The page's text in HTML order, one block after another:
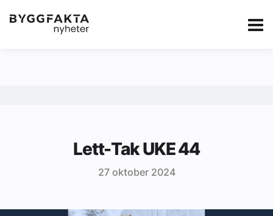
Kategorier Jobbmarkedet Annonsere i
Om ByggfaktaLett-Tak UKE 44
27 oktober 2024